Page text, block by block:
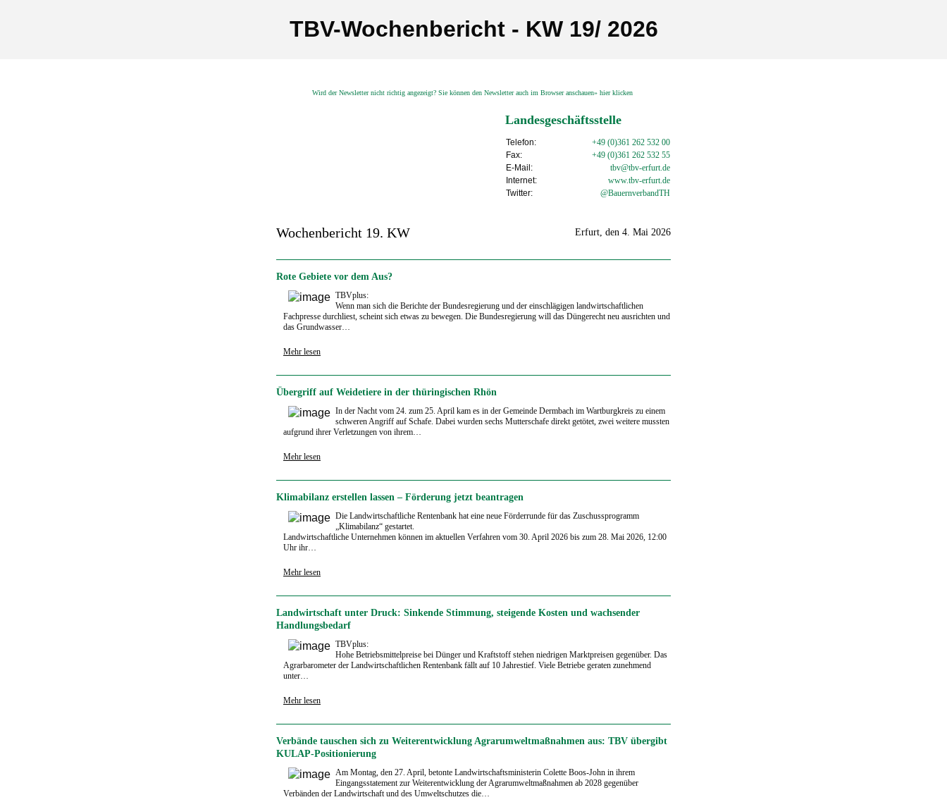
TBV-Wochenbericht - KW 19/ 2026
Wird der Newsletter nicht richtig angezeigt? Sie können den Newsletter auch im Browser anschauen» hier klicken
Landesgeschäftsstelle
Telefon:
+49 (0)361 262 532 00
Fax:
+49 (0)361 262 532 55
E-Mail:
tbv@tbv-erfurt.de
Internet:
www.tbv-erfurt.de
Twitter:
@BauernverbandTH
Wochenbericht 19. KW Erfurt, den 4. Mai 2026
Rote Gebiete vor dem Aus?
TBVplus:
Wenn man sich die Berichte der Bundesregierung und der einschlägigen landwirtschaftlichen
Fachpresse durchliest, scheint sich etwas zu bewegen. Die Bundesregierung will das Düngerecht neu ausrichten und
das Grundwasser…
Mehr lesen
Übergriff auf Weidetiere in der thüringischen Rhön
In der Nacht vom 24. zum 25. April kam es in der Gemeinde Dermbach im Wartburgkreis zu einem
schweren Angriff auf Schafe. Dabei wurden sechs Mutterschafe direkt getötet, zwei weitere mussten
aufgrund ihrer Verletzungen von ihrem…
Mehr lesen
Klimabilanz erstellen lassen – Förderung jetzt beantragen
Die Landwirtschaftliche Rentenbank hat eine neue Förderrunde für das Zuschussprogramm
„Klimabilanz“ gestartet.
Landwirtschaftliche Unternehmen können im aktuellen Verfahren vom 30. April 2026 bis zum 28. Mai 2026, 12:00
Uhr ihr…
Mehr lesen
Landwirtschaft unter Druck: Sinkende Stimmung, steigende Kosten und wachsender
Handlungsbedarf
TBVplus:
Hohe Betriebsmittelpreise bei Dünger und Kraftstoff stehen niedrigen Marktpreisen gegenüber. Das
Agrarbarometer der Landwirtschaftlichen Rentenbank fällt auf 10 Jahrestief. Viele Betriebe geraten zunehmend
unter…
Mehr lesen
Verbände tauschen sich zu Weiterentwicklung Agrarumweltmaßnahmen aus: TBV übergibt
KULAP-Positionierung
Am Montag, den 27. April, betonte Landwirtschaftsministerin Colette Boos-John in ihrem
Eingangsstatement zur Weiterentwicklung der Agrarumweltmaßnahmen ab 2028 gegenüber
Verbänden der Landwirtschaft und des Umweltschutzes die…